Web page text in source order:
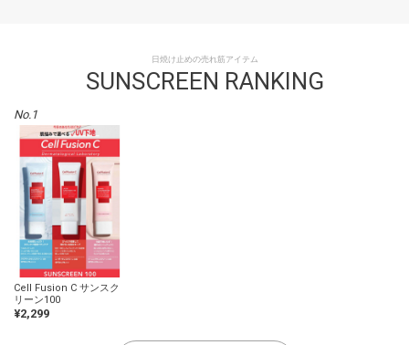
日焼け止めの売れ筋アイテム
SUNSCREEN RANKING
No.1
Cell Fusion C サンスク
リーン100
¥2,299